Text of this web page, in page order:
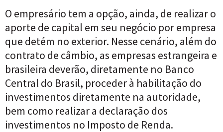
O empresário tem a opção, ainda, de realizar o
aporte de capital em seu negócio por empresa
que detém no exterior. Nesse cenário, além do
contrato de câmbio, as empresas estrangeira e
brasileira deverão, diretamente no Banco
Central do Brasil, proceder à habilitação do
investimentos diretamente na autoridade,
bem como realizar a declaração dos
investimentos no Imposto de Renda.